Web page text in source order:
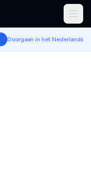
Doorgaan in het Nederlands